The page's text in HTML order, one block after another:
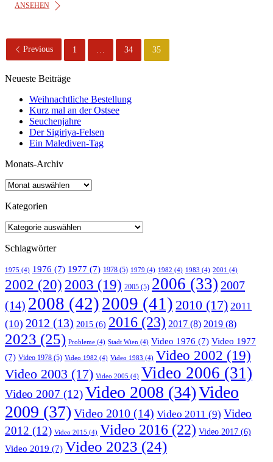
ANSEHEN
Previous 1 34 35
Neueste Beiträge
Weihnachtliche Bestellung
Kurz mal an der Ostsee
Seuchenjahre
Der Sigiriya-Felsen
Ein Malediven-Tag
Monats-Archiv
Kategorien
Schlagwörter
1975 (4) 1976 (7) 1977 (7) 1978 (5) 1979 (4) 1982 (4) 1983 (4) 2001 (4)
2002 (20) 2003 (19) 2005 (5) 2006 (33) 2007
(14) 2008 (42)2009 (41) 2010 (17) 2011
(10) 2012 (13) 2015 (6) 2016 (23) 2017 (8) 2019 (8)
2023 (25) Probleme (4) Stadt Wien (4) Video 1976 (7) Video 1977
(7) Video 1978 (5) Video 1982 (4) Video 1983 (4) Video 2002 (19)
Video 2003 (17) Video 2005 (4) Video 2006 (31)
Video 2007 (12)Video 2008 (34)Video
2009 (37) Video 2010 (14) Video 2011 (9) Video
2012 (12) Video 2015 (4) Video 2016 (22) Video 2017 (6)
Video 2019 (7) Video 2023 (24)